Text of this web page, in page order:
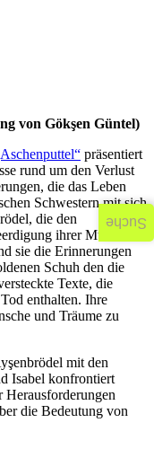
von Gökşen Güntel)
präsentiert
rund um den Verlust
die das Leben
Schwestern mit sich
die den
ihrer Mutter
sie die Erinnerungen
Schuh den die
Texte, die
enthalten. Ihre
und Träume zu
mit den
Isabel konfrontiert
die Bedeutung von
Suche